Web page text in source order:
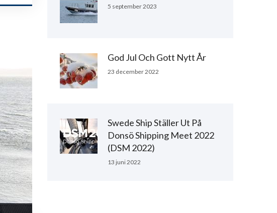
5 september 2023
God Jul Och Gott Nytt År
23 december 2022
Swede Ship Ställer Ut På
Donsö Shipping Meet 2022
(DSM 2022)
13 juni 2022